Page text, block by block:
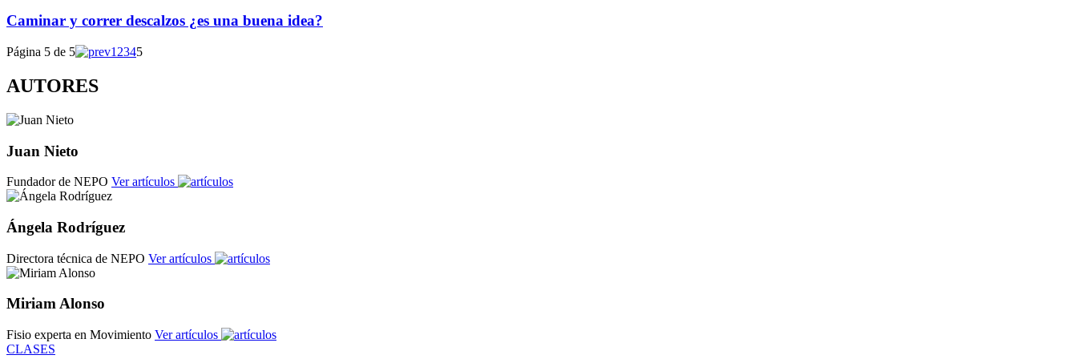
Caminar y correr descalzos ¿es una buena idea?
Página 5 de 5 1 2345
AUTORES
Juan Nieto
Fundador de NEPO Ver artículos
Ángela Rodríguez
Directora técnica de NEPO Ver artículos
Miriam Alonso
Fisio experta en Movimiento Ver artículos
CLASES